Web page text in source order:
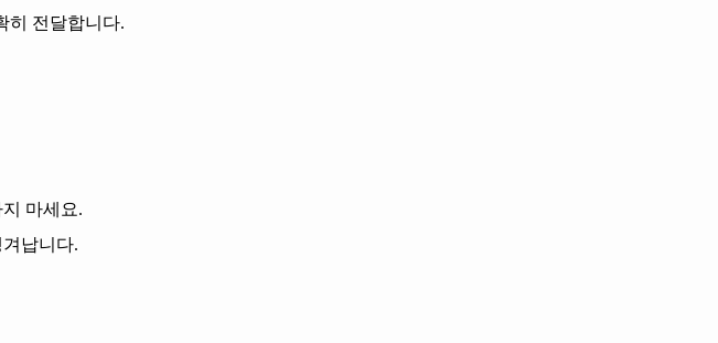
히 전달합니다.
마세요.
납니다.